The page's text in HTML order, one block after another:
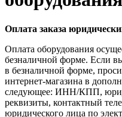
Оплата заказа
Оплата оборудования
безналичной форме. Если
в безналичной форме,
интернет-магазина в
следующее: ИНН/КПП,
реквизиты, контактный
юридического лица по